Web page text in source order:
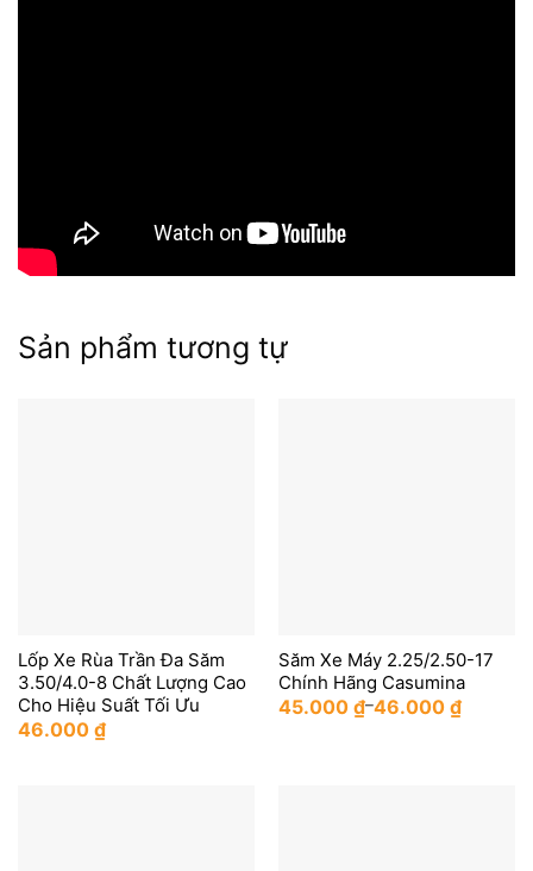
Sản phẩm tương tự
Lốp Xe Rùa Trần Đa Săm
3.50/4.0-8 Chất Lượng Cao
Cho Hiệu Suất Tối Ưu
46.000 ₫
Săm Xe Máy 2.25/2.50-17
Chính Hãng Casumina
45.000 ₫–46.000 ₫